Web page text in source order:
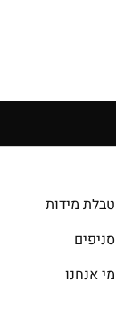
טבלת מידות
סניפים
מי אנחנו